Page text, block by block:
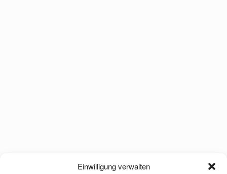
Einwilligung verwalten